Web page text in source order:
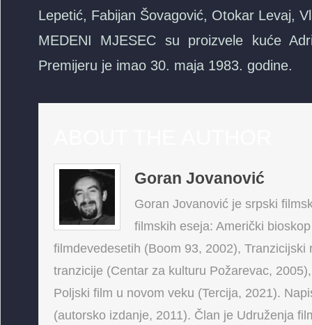
Lepetić, Fabijan Šovagović, Otokar Levaj,
MEDENI MJESEC su proizvele kuće
Premijeru je imao 30. maja 1983. godine.
Goran Jovanović
Goran Jovanović je srpski
filmskih eseja: Američki
filmdevedesetih (Boom 93, 2002),
tranzicije (Centar za kulturu Požarevac,
Poljski film u novom veku (Tercija, 2021).
(autorsko izdanje, 2011). Član je Udruženja